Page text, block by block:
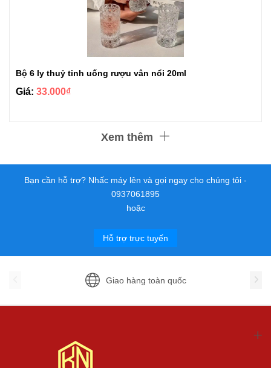
Bộ 6 ly thuỷ tinh uống rượu vân nổi 20ml
Giá: 33.000₫
Xem thêm
Bạn cần hỗ trợ? Nhấc máy lên và gọi ngay cho chúng tôi -
0937061895
hoặc
Hỗ trợ trực tuyến
Giao hàng toàn quốc